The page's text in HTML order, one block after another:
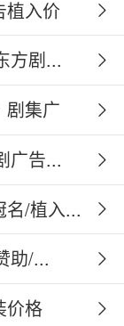
植入价
方剧...
剧集广
广告...
名/植入...
助/...
价格